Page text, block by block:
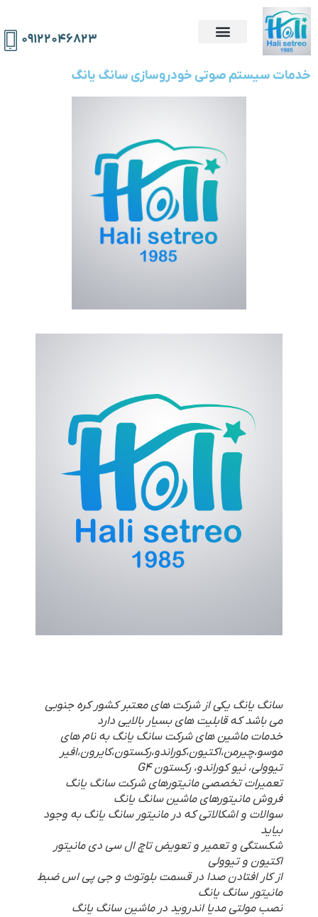
۰۹۱۲۲۰۴۶۸۲۳
خدمات سیستم صوتی خودروسازی سانگ یانگ
سانگ یانگ یکی از شرکت های معتبر کشور کره جنوبی
می باشد که قابلیت های بسیار بالایی دارد
خدمات ماشین های شرکت سانگ یانگ به نام های
موسو،چیرمن،اکتیون،کوراندو،رکستون،کایرون،افیر
تیوولی، نیو کوراندو، رکستون G4
تعمیرات تخصصی مانیتورهای شرکت سانگ یانگ
فروش مانیتورهای ماشین سانگ یانگ
سوالات و اشکالاتی که در مانیتور سانگ یانگ به وجود
بیاید
شکستگی و تعمیر و تعویض تاچ ال سی دی مانیتور
اکتیون و تیوولی
از کار افتادن صدا در قسمت بلوتوث و جی پی اس ضبط
مانیتور سانگ یانگ
نصب مولتی مدیا اندروید در ماشین سانگ یانگ